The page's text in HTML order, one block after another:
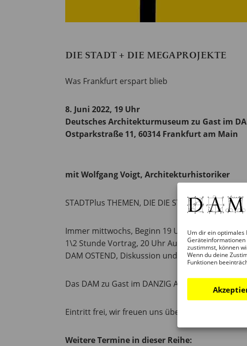
Um dir ein optimales
Geräteinformationen
zustimmst, können
Wenn du deine
Funktionen
DIE STADT + DIE MEGAPROJEKTE
Was Frankfurt erspart blieb
8. Juni 2022, 19 Uhr
Deutsches Architekturmuseum zu Gast im
Ostparkstraße 11, 60314 Frankfurt am Main
mit Wolfgang Voigt, Architekturhistoriker
STADTPlus THEMEN, DIE DIE STADT BEWEGEN
Immer mittwochs, Beginn 19 Uhr
1\2 Stunde Vortrag, 20 Uhr
DAM OSTEND, Diskussion und Getränke an der
Das DAM zu Gast im DANZIG AM PLATZ,
Eintritt frei, wir freuen uns über eine Spende!
Weitere Termine in dieser Reihe: